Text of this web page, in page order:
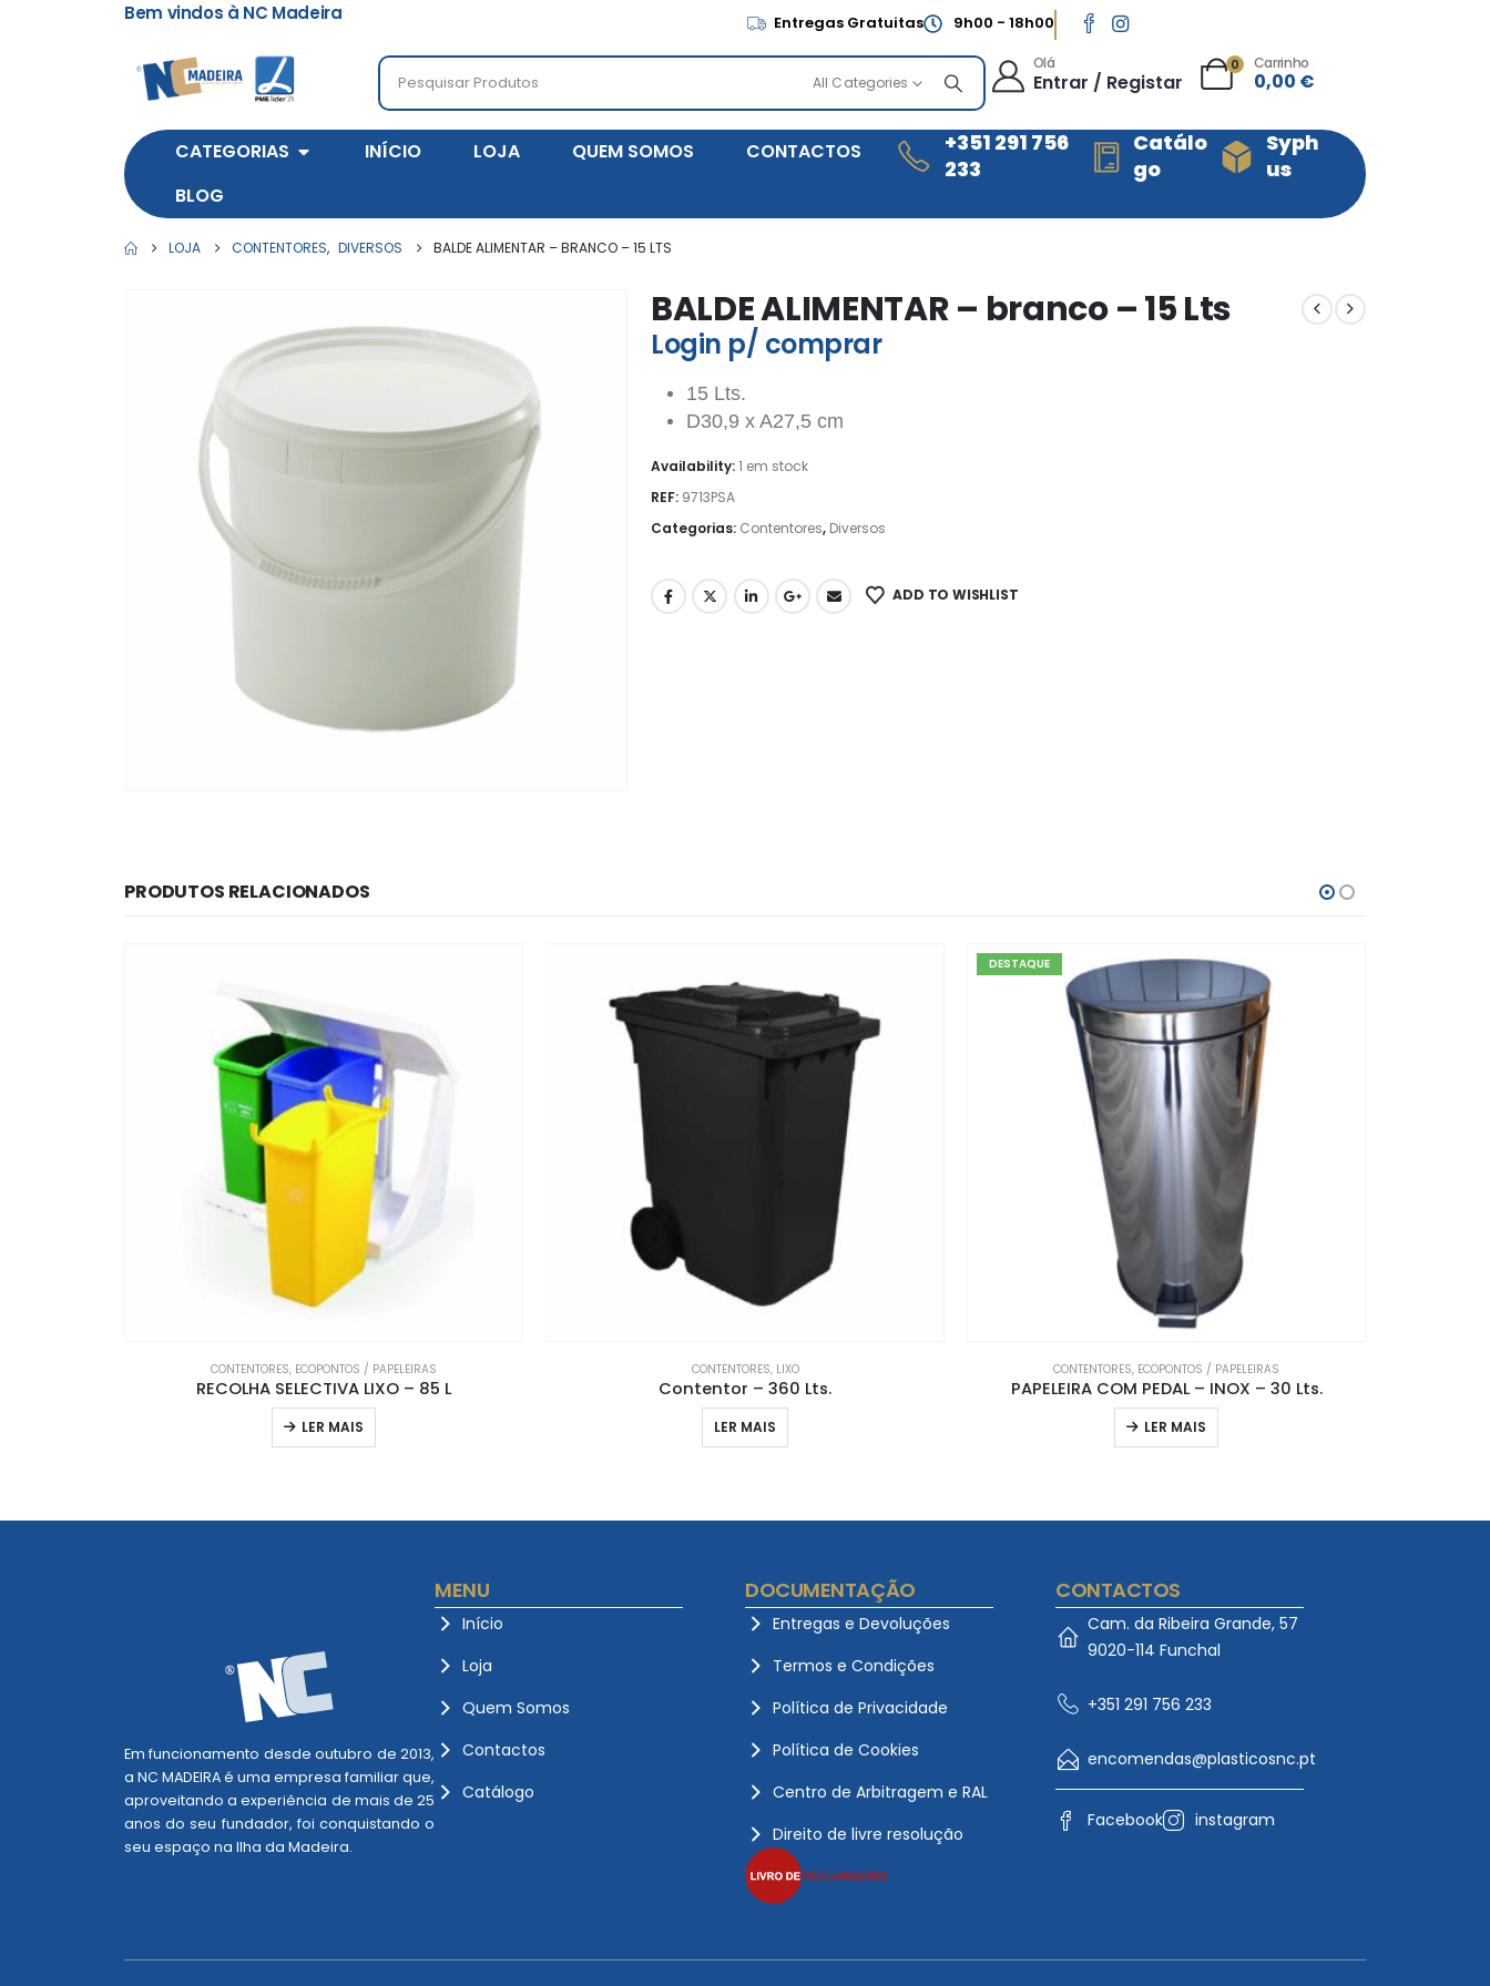
Bem vindos à NC Madeira Entregas Gratuitas 9h00 - 18h00
All Categories
Olá
Entrar / Registar
0 Carrinho
0,00 €
CATEGORIAS INÍCIO LOJA QUEM SOMOS
CONTACTOS
BLOG
+351 291 756
233
Catálo
go
Syph
us
LOJA CONTENTORES, DIVERSOS BALDE ALIMENTAR – BRANCO – 15 LTS
BALDE ALIMENTAR – branco – 15 Lts
Login p/ comprar
15 Lts.
D30,9 x A27,5 cm
Availability:1 em stock
REF: 9713PSA
Categorias: Contentores, Diversos
ADD TO WISHLIST
PRODUTOS RELACIONADOS
CONTENTORES, ECOPONTOS / PAPELEIRAS
RECOLHA SELECTIVA LIXO – 85 L
LER MAIS
CONTENTORES, LIXO
Contentor – 360 Lts.
LER MAIS
DESTAQUE
CONTENTORES, ECOPONTOS / PAPELEIRAS
PAPELEIRA COM PEDAL – INOX – 30 Lts.
LER MAIS
Em funcionamento desde outubro de 2013,
a NC MADEIRA é uma empresa familiar que,
aproveitando a experiência de mais de 25
anos do seu fundador, foi conquistando o
seu espaço na Ilha da Madeira.
MENU
Início
Loja
Quem Somos
Contactos
Catálogo
DOCUMENTAÇÃO
Entregas e Devoluções
Termos e Condições
Política de Privacidade
Política de Cookies
Centro de Arbitragem e RAL
Direito de livre resolução
CONTACTOS
Cam. da Ribeira Grande, 57
9020-114 Funchal
+351 291 756 233
encomendas@plasticosnc.pt
Facebook instagram